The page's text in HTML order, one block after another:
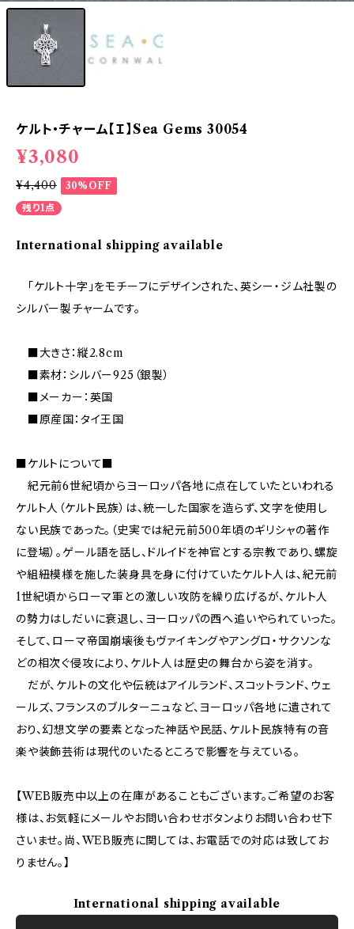
ケルト・チャーム【Ｉ】Sea Gems 30054
¥3,080
¥4,400
30%OFF
残り1点
International shipping available
「ケルト十字」をモチーフにデザインされた、英シー・ジム社製の
シルバー製チャームです。
■大きさ：縦2.8cm
■素材：シルバー925（銀製）
■メーカー：英国
■原産国：タイ王国
■ケルトについて■
紀元前6世紀頃からヨーロッパ各地に点在していたといわれる
ケルト人（ケルト民族）は、統一した国家を造らず、文字を使用し
ない民族であった。（史実では紀元前500年頃のギリシャの著作
に登場）。ゲール語を話し、ドルイドを神官とする宗教であり、螺旋
や組紐模様を施した装身具を身に付けていたケルト人は、紀元前
1世紀頃からローマ軍との激しい攻防を繰り広げるが、ケルト人
の勢力はしだいに衰退し、ヨーロッパの西へ追いやられていった。
そして、ローマ帝国崩壊後もヴァイキングやアングロ・サクソンな
どの相次ぐ侵攻により、ケルト人は歴史の舞台から姿を消す。
だが、ケルトの文化や伝統はアイルランド、スコットランド、ウェ
ールズ、フランスのブルターニュなど、ヨーロッパ各地に遺されて
おり、幻想文学の要素となった神話や民話、ケルト民族特有の音
楽や装飾芸術は現代のいたるところで影響を与えている。
【WEB販売中以上の在庫があることもございます。ご希望のお客
様は、お気軽にメールやお問い合わせボタンよりお問い合わせ下
さいませ。尚、WEB販売に関しては、お電話での対応は致してお
りません。】
International shipping available